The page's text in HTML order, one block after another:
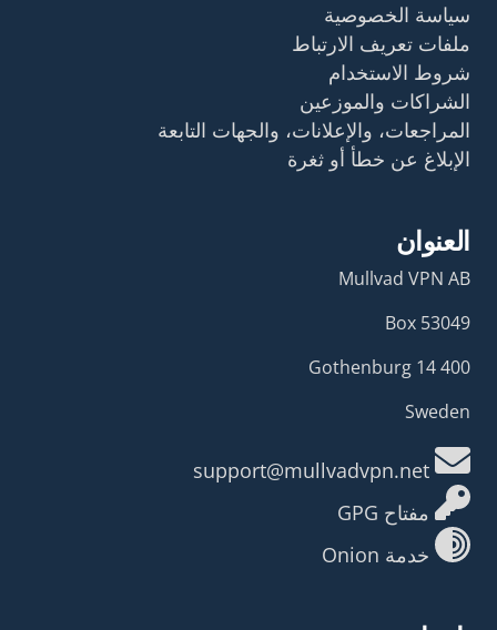
سياسة الخصوصية
ملفات تعريف الارتباط
شروط الاستخدام
الشراكات والموزعين
المراجعات، والإعلانات، والجهات التابعة
الإبلاغ عن خطأ أو ثغرة
العنوان
Mullvad VPN AB
Box 53049
400 14 Gothenburg
Sweden
مفتاح GPG
خدمة Onion